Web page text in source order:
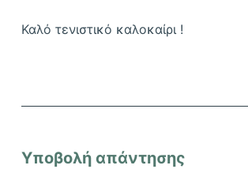
Καλό τενιστικό καλοκαίρι !
Υποβολή απάντησης